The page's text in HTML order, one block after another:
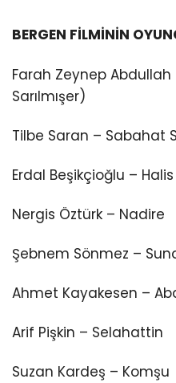
BERGEN FİLMİNİN
Farah Zeynep
Sarılmışer)
Tilbe Saran – Sabahat
Erdal Beşikçioğlu –
Nergis Öztürk – Nadire
Şebnem Sönmez –
Ahmet Kayakesen –
Arif Pişkin – Selahattin
Suzan Kardeş – Komşu